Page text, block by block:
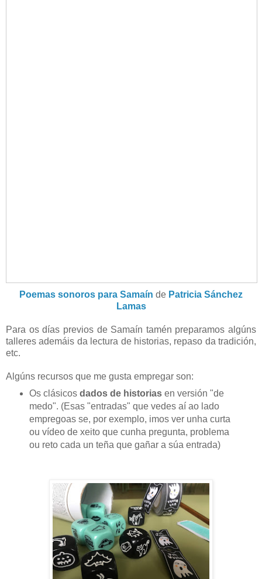
Poemas sonoros para Samaín de Patricia Sánchez
Lamas
Para os días previos de Samaín tamén preparamos algúns
talleres ademáis da lectura de historias, repaso da tradición,
etc.
Algúns recursos que me gusta empregar son:
Os clásicos dados de historias en versión "de
medo". (Esas "entradas" que vedes aí ao lado
empregoas se, por exemplo, imos ver unha curta
ou vídeo de xeito que cunha pregunta, problema
ou reto cada un teña que gañar a súa entrada)